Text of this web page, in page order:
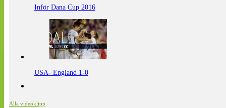
Inför Dana Cup 2016
USA- England 1-0
Alla videoklipp